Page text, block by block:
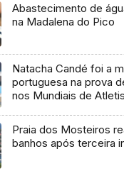
Abastecimento de
na Madalena do Pico
Natacha Candé foi a
portuguesa na prova
nos Mundiais de
Praia dos Mosteiros
banhos após terceira